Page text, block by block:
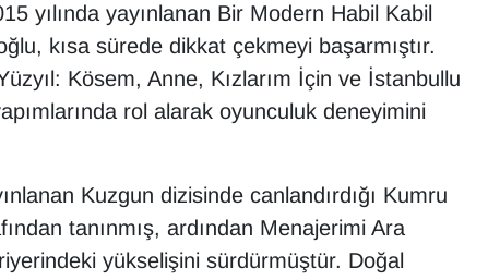
yılında yayınlanan Bir Modern Habil Kabil
kısa sürede dikkat çekmeyi başarmıştır.
Kösem, Anne, Kızlarım İçin ve İstanbullu
rol alarak oyunculuk deneyimini
Kuzgun dizisinde canlandırdığı Kumru
tanınmış, ardından Menajerimi Ara
yükselişini sürdürmüştür. Doğal